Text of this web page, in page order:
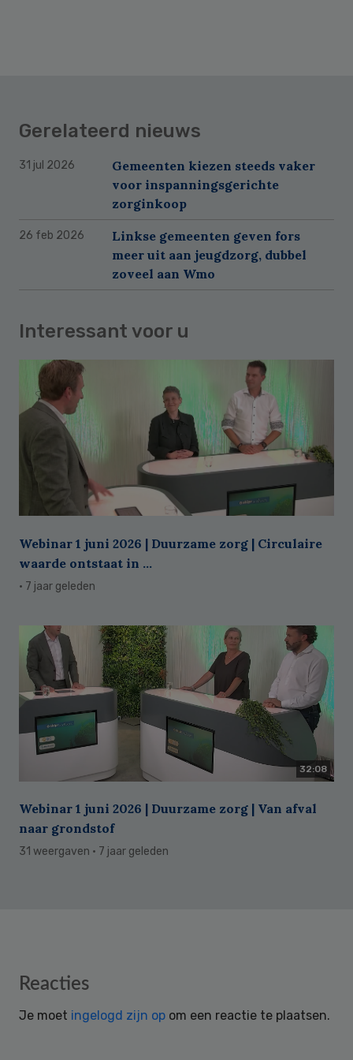
Gerelateerd nieuws
31 jul 2026
Gemeenten kiezen steeds vaker
voor inspanningsgerichte
zorginkoop
26 feb 2026
Linkse gemeenten geven fors
meer uit aan jeugdzorg, dubbel
zoveel aan Wmo
Interessant voor u
Webinar 1 juni 2026 | Duurzame zorg | Circulaire
waarde ontstaat in ...
· 7 jaar geleden
32:08
Webinar 1 juni 2026 | Duurzame zorg | Van afval
naar grondstof
31 weergaven · 7 jaar geleden
Reader
Reacties
Je moet ingelogd zijn op om een reactie te plaatsen.